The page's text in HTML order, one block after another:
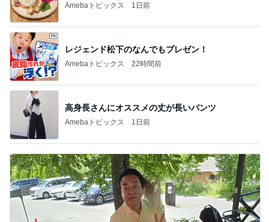
Amebaトピックス 1日前
レジェンド松下のなんでもプレゼン！
Amebaトピックス 22時間前
高身長さんにオススメの丈が長いパンツ
Amebaトピックス 1日前